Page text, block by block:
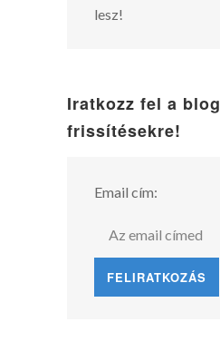
lesz!
Iratkozz fel a blog
frissítésekre!
Email cím: